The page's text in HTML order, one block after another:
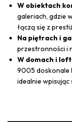
W obiektach
galeriach, gdzie
łączą się z
Na piętrach i
przestronności i
W domach i
9005 doskonale
idealnie wpisując